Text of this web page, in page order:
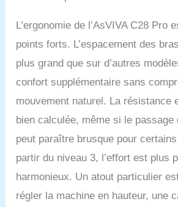
L’ergonomie de l’AsVIVA C28 Pro
points forts. L’espacement des
plus grand que sur d’autres
confort supplémentaire sans
mouvement naturel. La résistance
bien calculée, même si le passage
peut paraître brusque pour
partir du niveau 3, l’effort est plus
harmonieux. Un atout particulier
régler la machine en hauteur, une